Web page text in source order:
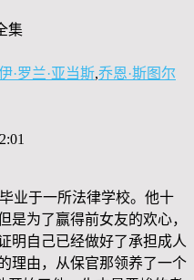
集
·罗兰·亚当斯,乔恩·斯图尔
业于一所法律学校。他十
是为了赢得前女友的欢心，
明自己已经做好了承担成人
理由，从保官那领养了一个